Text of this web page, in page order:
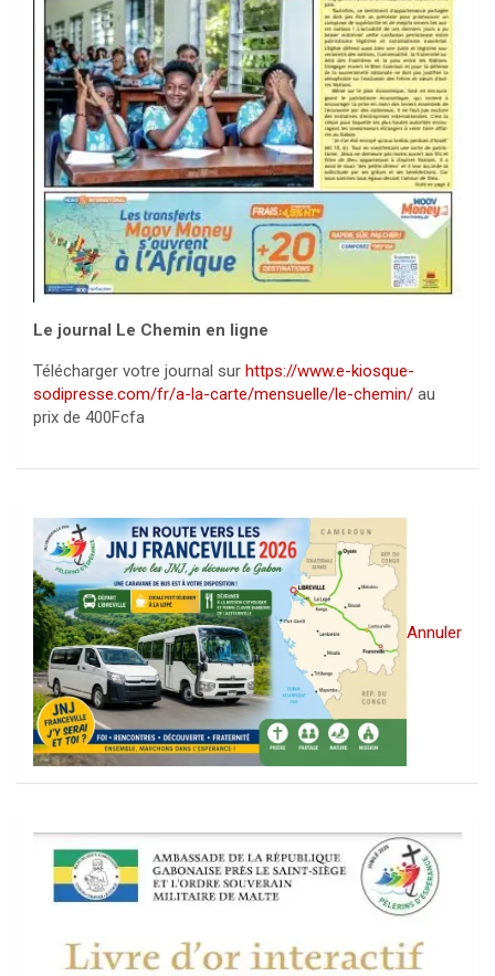
Le journal Le Chemin en ligne
Télécharger votre journal sur https://www.e-kiosque-
sodipresse.com/fr/a-la-carte/mensuelle/le-chemin/ au
prix de 400Fcfa
Annuler